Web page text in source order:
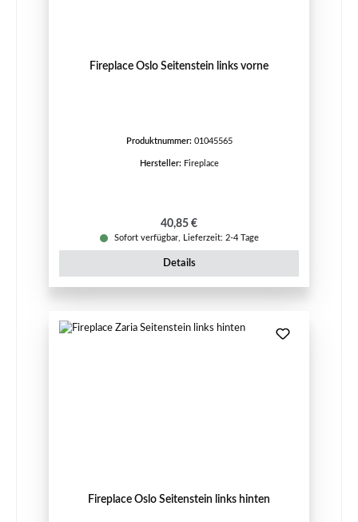
Fireplace Oslo Seitenstein links vorne
Produktnummer: 01045565
Hersteller: Fireplace
Regulärer Preis:
40,85 €
Sofort verfügbar, Lieferzeit: 2-4 Tage
Details
Fireplace Oslo Seitenstein links hinten